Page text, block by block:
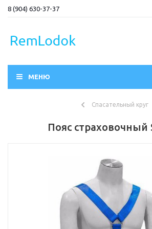
8 (904) 630-37-37
МЕНЮ
Спасательный круг
Пояс страховочный